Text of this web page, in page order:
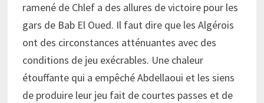
ramené de Chlef a des allures de victoire pour les
gars de Bab El Oued. Il faut dire que les Algérois
ont des circonstances atténuantes avec des
conditions de jeu exécrables. Une chaleur
étouffante qui a empêché Abdellaoui et les siens
de produire leur jeu fait de courtes passes et de